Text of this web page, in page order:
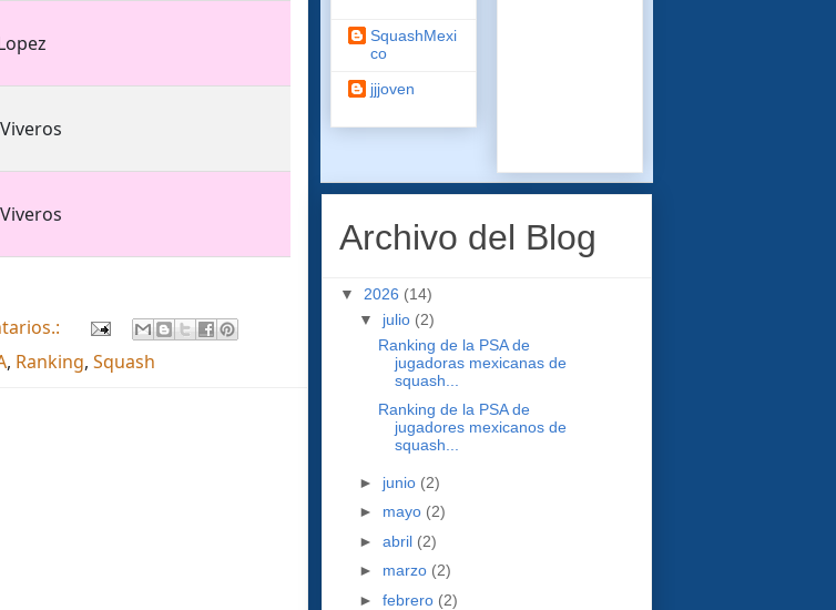
, Ranking, Squash
SquashMexi
co
jjjoven
Archivo del Blog
▼ 2026 (14)
▼ julio (2)
Ranking de la PSA de
jugadoras mexicanas de
squash...
Ranking de la PSA de
jugadores mexicanos de
squash...
► junio (2)
► mayo (2)
► abril (2)
► marzo (2)
► febrero (2)